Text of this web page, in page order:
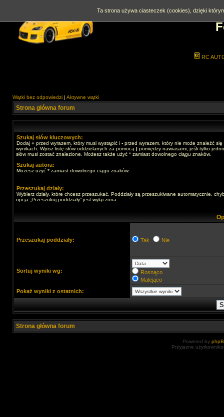
RC
Wątki bez odpowiedzi | Aktywne wątki
Strona główna forum
Szukaj słów kluczowych:
Dodaj + przed wyrazem, który musi wystąpić i - przed wyrazem, który nie może znaleźć się
wynikach. Wpisz listę słów oddzielanych za pomocą | pomiędzy nawiasami, jeśli tylko
słów musi zostać znalezione. Możesz także użyć * zamiast dowolnego ciągu znaków.
Szukaj autora:
Możesz użyć * zamiast dowolnego ciągu znaków.
Przeszukaj działy:
Wybierz działy, które chcesz przeszukać. Poddziały są przeszukiwane automatycznie,
opcja „Przeszukuj poddziały” jest wyłączona.
Przeszukaj poddziały: Tak Nie
Sortuj wyniki wg:
Rosnąco
Malejąco
Pokaż wyniki z ostatnich:
Strona główna forum
Powered by
Przyjazne
Ta strona używa ciasteczek (cookies), dzięki